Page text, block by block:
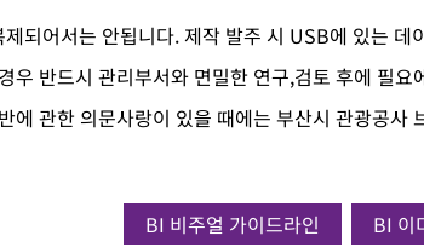
되어서는 안됩니다. 제작 발주 시 USB에 있는 데
우 반드시 관리부서와 면밀한 연구,검토 후에 필
관한 의문사랑이 있을 때에는 부산시 관광공사
BI 비주얼 가이드라인 BI 이